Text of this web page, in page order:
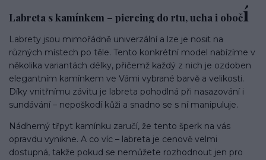
Labreta s kamínkem – piercing do rtu, ucha i obočí
Labrety jsou mimořádně univerzální a lze je nosit na
různých místech po těle. Tento konkrétní model nabízíme v
několika variantách délky, přičemž každý z nich je ozdoben
elegantním kamínkem ve Vámi vybrané barvě a velikosti.
Díky vnitřnímu závitu je labreta pohodlná při nasazování i
sundávání – nepoškodí kůži a snadno se s ní manipuluje.
Nádherný třpyt kamínku zaručí, že tento šperk na vás
opravdu vynikne. A co víc – labreta je cenově velmi
dostupná, takže pokud se nemůžete rozhodnout jen pro